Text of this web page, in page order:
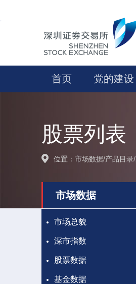
首页 党的建设
股票列表
位置： 市场数据/产品目录/
市场数据
市场总貌
深市指数
股票数据
基金数据